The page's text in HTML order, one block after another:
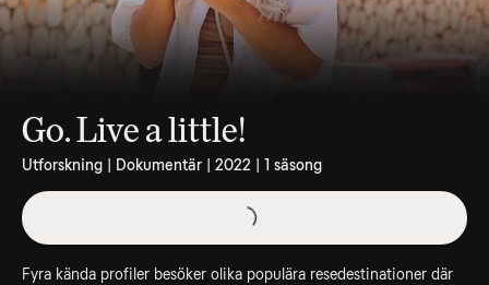
Go. Live a little!
Utforskning | Dokumentär | 2022 | 1 säsong
Fyra kända profiler besöker olika populära resedestinationer där